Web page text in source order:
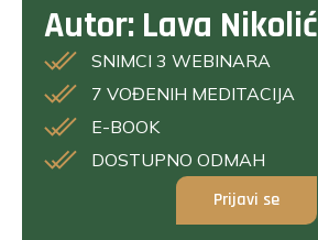
Autor: Lava Nikolić
SNIMCI 3 WEBINARA
7 VOĐENIH MEDITACIJA
E-BOOK
DOSTUPNO ODMAH
Prijavi se